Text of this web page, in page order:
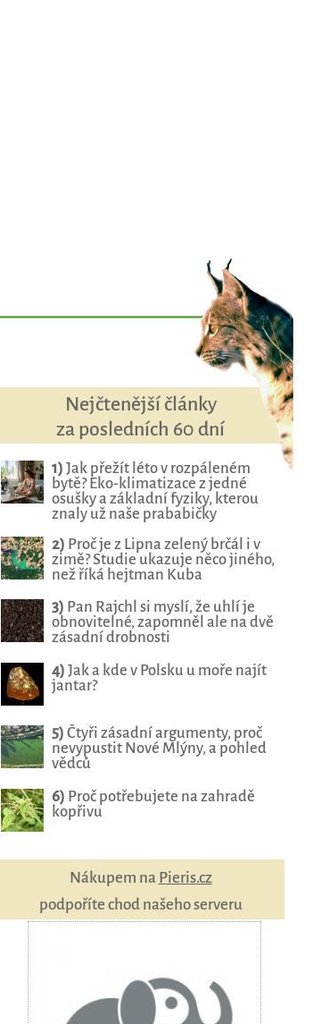
Nejčtenější články
za posledních 60 dní
1) Jak přežít léto v rozpáleném
bytě? Eko-klimatizace z jedné
osušky a základní fyziky, kterou
znaly už naše prababičky
2) Proč je z Lipna zelený brčál i v
zimě? Studie ukazuje něco jiného,
než říká hejtman Kuba
3) Pan Rajchl si myslí, že uhlí je
obnovitelné, zapomněl ale na dvě
zásadní drobnosti
4) Jak a kde v Polsku u moře najít
jantar?
5) Čtyři zásadní argumenty, proč
nevypustit Nové Mlýny, a pohled
vědců
6) Proč potřebujete na zahradě
kopřivu
Nákupem na Pieris.cz
podpoříte chod našeho serveru